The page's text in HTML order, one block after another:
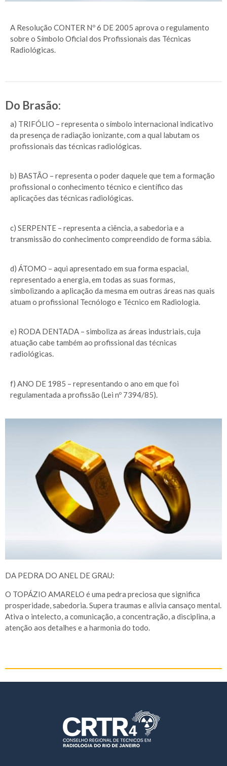
A Resolução CONTER Nº 6 DE 2005 aprova o regulamento
sobre o Símbolo Oficial dos Profissionais das Técnicas
Radiológicas.
Do Brasão:
a) TRIFÓLIO – representa o símbolo internacional indicativo
da presença de radiação ionizante, com a qual labutam os
profissionais das técnicas radiológicas.
b) BASTÃO – representa o poder daquele que tem a formação
profissional o conhecimento técnico e científico das
aplicações das técnicas radiológicas.
c) SERPENTE – representa a ciência, a sabedoria e a
transmissão do conhecimento compreendido de forma sábia.
d) ÁTOMO – aqui apresentado em sua forma espacial,
representado a energia, em todas as suas formas,
simbolizando a aplicação da mesma em outras áreas nas quais
atuam o profissional Tecnólogo e Técnico em Radiologia.
e) RODA DENTADA – simboliza as áreas industriais, cuja
atuação cabe também ao profissional das técnicas
radiológicas.
f) ANO DE 1985 – representando o ano em que foi
regulamentada a profissão (Lei nº 7394/85).
DA PEDRA DO ANEL DE GRAU:
O TOPÁZIO AMARELO é uma pedra preciosa que significa
prosperidade, sabedoria. Supera traumas e alivia cansaço mental.
Ativa o intelecto, a comunicação, a concentração, a disciplina, a
atenção aos detalhes e a harmonia do todo.